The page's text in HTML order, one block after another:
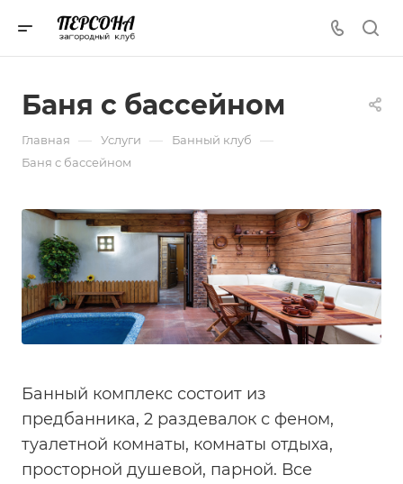
Баня с бассейном
Главная — Услуги — Банный клуб —
Баня с бассейном
Банный комплекс состоит из
предбанника, 2 раздевалок с феном,
туалетной комнаты, комнаты отдыха,
просторной душевой, парной. Все